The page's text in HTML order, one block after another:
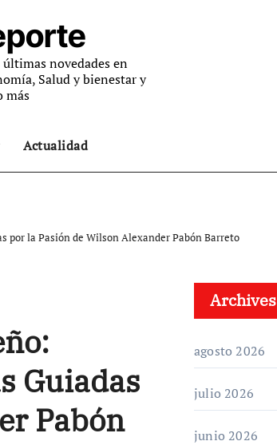
novedades en
Salud y bienestar y
más
Actualidad
por la Pasión de Wilson Alexander Pabón Barreto
Guiadas
Pabón
Archives
agosto 2026
julio 2026
junio 2026